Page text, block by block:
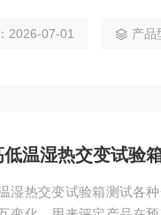
制药、高等院校、科研
2026-07-01 产品
温湿热交变试验
湿热交变试验箱测试各